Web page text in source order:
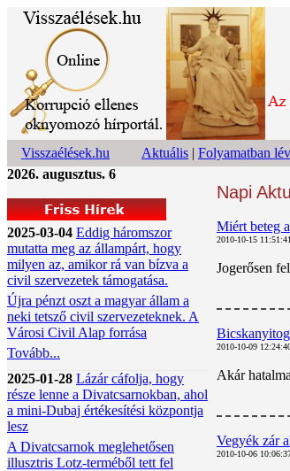
Visszaélések.hu Aktuális | Folyamatban
2026. augusztus. 6
2025-03-04 Eddig háromszor
mutatta meg az állampárt, hogy
milyen az, amikor rá van bízva a
civil szervezetek támogatása.
Újra pénzt oszt a magyar állam a
neki tetsző civil szervezeteknek. A
Városi Civil Alap forrása
Tovább...
2025-01-28 Lázár cáfolja, hogy
része lenne a Divatcsarnokban, ahol
a mini-Dubaj értékesítési központja
lesz
A Divatcsarnok meglehetősen
illusztris Lotz-terméből tett fel
Napi
Miért beteg
2010-10-15 11:51:41
Jogerősen
2010-10-09
Akár
Vegyék zár
2010-10-06